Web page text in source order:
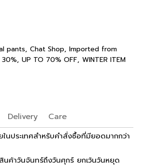
pants, Chat Shop, Imported from
30%, UP TO 70% OFF, WINTER ITEM
Delivery Care
นประเทศสำหรับคำสั่งซื้อที่มียอดมากกว่า
ค้าวันจันทร์ถึงวันศุกร์ ยกเว้นวันหยุด